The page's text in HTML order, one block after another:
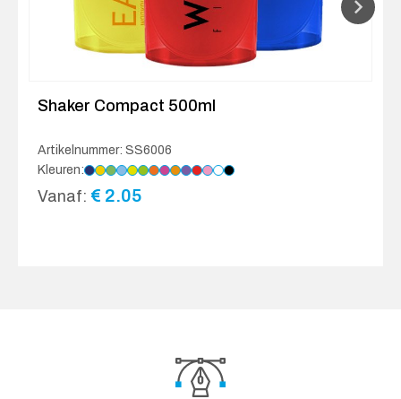
Shaker Compact 500ml
Artikelnummer: SS6006
Kleuren:
Vanaf: € 2.05